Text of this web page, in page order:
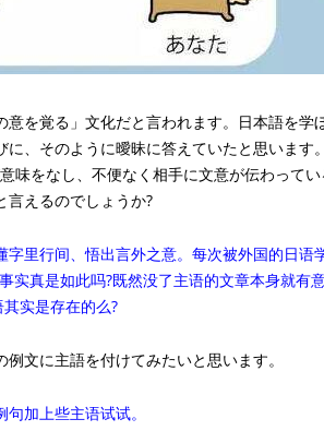
を覚る」文化だと言われます。日本語を学
に、そのように曖昧に答えていたと思います
味をなし、不便なく相手に文意が伝わって
言えるのでしょうか?
行间、悟出言外之意。每次被外国的日语
实真是如此吗?既然没了主语的文章本身就有
实是存在的么?
文に主語を付けてみたいと思います。
加上些主语试试。